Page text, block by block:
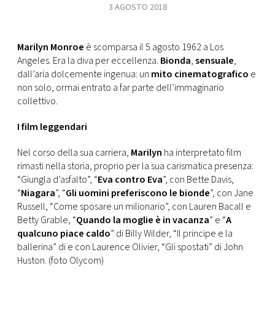
3 AGOSTO 2018
Marilyn Monroe è scomparsa il 5 agosto 1962 a Los
Angeles. Era la diva per eccellenza. Bionda,sensuale,
dall’aria dolcemente ingenua: un mito cinematografico e
non solo, ormai entrato a far parte dell’immaginario
collettivo.
I film leggendari
Nel corso della sua carriera, Marilyn ha interpretato film
rimasti nella storia, proprio per la sua carismatica presenza:
“Giungla d’asfalto”, “Eva contro Eva”, con Bette Davis,
“Niagara”, “Gli uomini preferiscono le bionde”, con Jane
Russell, “Come sposare un milionario”, con Lauren Bacall e
Betty Grable, “Quando la moglie è in vacanza” e “A
qualcuno piace caldo” di Billy Wilder, “Il principe e la
ballerina” di e con Laurence Olivier, “Gli spostati” di John
Huston. (foto Olycom)